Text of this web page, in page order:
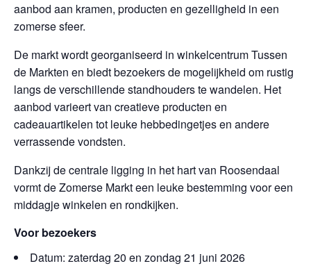
aanbod aan kramen, producten en gezelligheid in een
zomerse sfeer.
De markt wordt georganiseerd in winkelcentrum Tussen
de Markten en biedt bezoekers de mogelijkheid om rustig
langs de verschillende standhouders te wandelen. Het
aanbod varieert van creatieve producten en
cadeauartikelen tot leuke hebbedingetjes en andere
verrassende vondsten.
Dankzij de centrale ligging in het hart van Roosendaal
vormt de Zomerse Markt een leuke bestemming voor een
middagje winkelen en rondkijken.
Voor bezoekers
Datum: zaterdag 20 en zondag 21 juni 2026